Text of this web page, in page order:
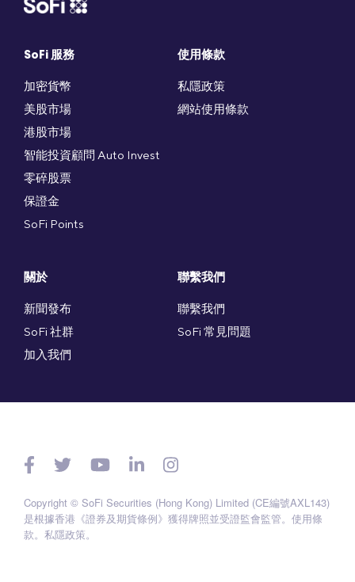
SoFi 服務
加密貨幣
美股市場
港股市場
智能投資顧問 Auto Invest
零碎股票
保證金
SoFi Points
使用條款
私隱政策
網站使用條款
關於
新聞發布
SoFi 社群
加入我們
聯繫我們
聯繫我們
SoFi 常見問題
Copyright © SoFi Securities (Hong Kong) Limited (CE編號AXL143)
是根據香港《證券及期貨條例》獲得牌照並受證監會監管。 使用條
款。 私隱政策。